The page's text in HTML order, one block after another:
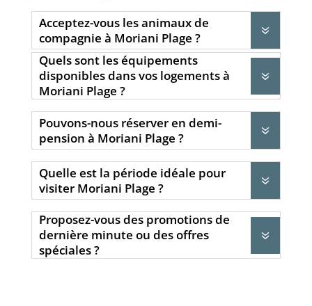
Acceptez-vous les animaux de
compagnie à Moriani Plage ?
7
Quels sont les équipements
disponibles dans vos logements à
Moriani Plage ?
7
Pouvons-nous réserver en demi-
pension à Moriani Plage ?
7
Quelle est la période idéale pour
visiter Moriani Plage ?
7
Proposez-vous des promotions de
dernière minute ou des offres
spéciales ?
7